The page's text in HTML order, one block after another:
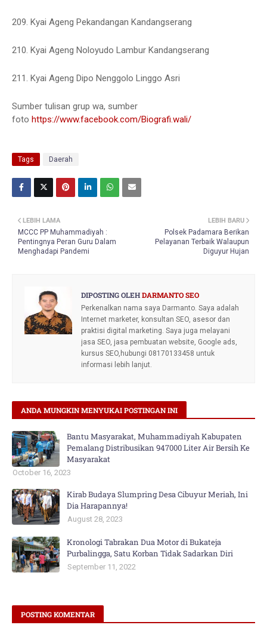
209. Kyai Ageng Pekandangan Kandangserang
210. Kyai Ageng Noloyudo Lambur Kandangserang
211. Kyai Ageng Dipo Nenggolo Linggo Asri
Sumber tulisan grup wa, sumber
foto https://www.facebook.com/Biografi.wali/
Tags Daerah
LEBIH BARU
Polsek Padamara Berikan
Pelayanan Terbaik Walaupun
Diguyur Hujan
LEBIH LAMA
MCCC PP Muhammadiyah :
Pentingnya Peran Guru Dalam
Menghadapi Pandemi
DIPOSTING OLEHDARMANTO SEO
Perkenalkan nama saya Darmanto. Saya adalah
Internet marketer, konsultan SEO, asesor dan
praktisi digital marketing. Saya juga melayani
jasa SEO, jasa pembuatan website, Google ads,
kursus SEO,hubungi 08170133458 untuk
informasi lebih lanjut.
ANDA MUNGKIN MENYUKAI POSTINGAN INI
Bantu Masyarakat, Muhammadiyah Kabupaten
Pemalang Distribusikan 947000 Liter Air Bersih Ke
Masyarakat
October 16, 2023
Kirab Budaya Slumpring Desa Cibuyur Meriah, Ini
Dia Harapannya!
August 28, 2023
Kronologi Tabrakan Dua Motor di Bukateja
Purbalingga, Satu Korban Tidak Sadarkan Diri
September 11, 2022
POSTING KOMENTAR